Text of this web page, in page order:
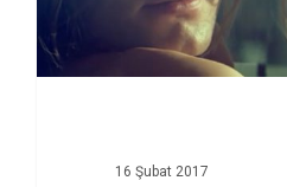
16 Şubat 2017